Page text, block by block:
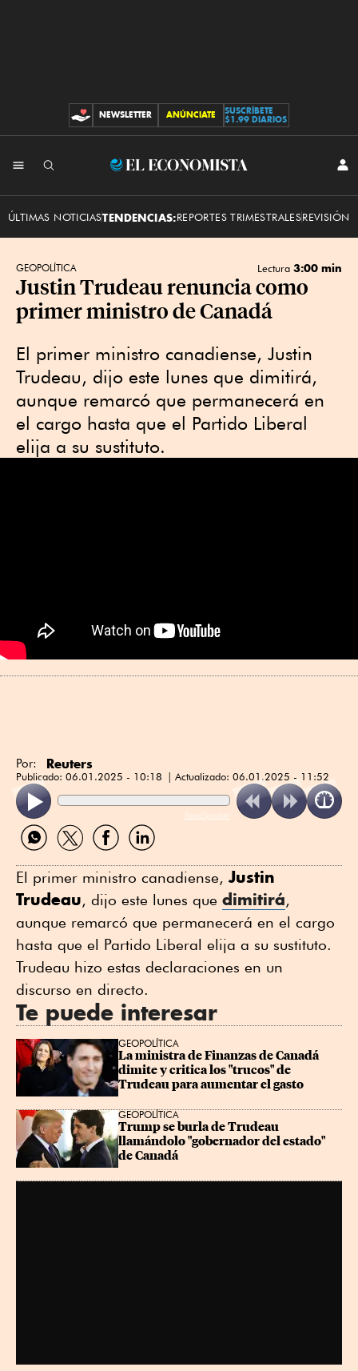
CONTRIBUCIONES
NEWSLETTER ANÚNCIATE
SUSCRÍBETE
$1.99 DIARIOS
El
ÚLTIMAS NOTICIASTENDENCIAS:REPORTES TRIMESTRALESREVISIÓN
GEOPOLÍTICA Lectura 3:00 min
Justin Trudeau renuncia como
primer ministro de Canadá
El primer ministro canadiense, Justin
Trudeau, dijo este lunes que dimitirá,
aunque remarcó que permanecerá en
el cargo hasta que el Partido Liberal
elija a su sustituto.
Por: Reuters
Publicado: 06.01.2025 - 10:18 Actualizado: 06.01.2025 - 11:52
ReadSpeaker
Compartir
por
Compartir
por
Compartir
por
Compartir
por
El primer ministro canadiense, Justin
Trudeau, dijo este lunes que dimitirá,
aunque remarcó que permanecerá en el cargo
hasta que el Partido Liberal elija a su sustituto.
Trudeau hizo estas declaraciones en un
discurso en directo.
Te puede interesar
GEOPOLÍTICA
La ministra de Finanzas de Canadá
dimite y critica los "trucos" de
Trudeau para aumentar el gasto
GEOPOLÍTICA
Trump se burla de Trudeau
llamándolo "gobernador del estado"
de Canadá